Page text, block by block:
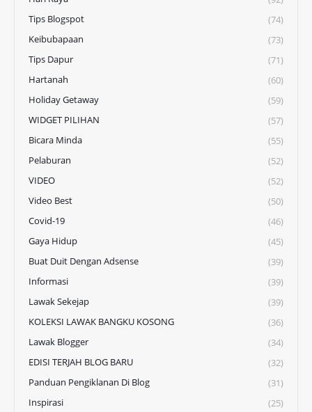
Tips Blogspot
(74)
Keibubapaan
(73)
Tips Dapur
(71)
Hartanah
(60)
Holiday Getaway
(59)
WIDGET PILIHAN
(57)
Bicara Minda
(55)
Pelaburan
(52)
VIDEO
(52)
Video Best
(50)
Covid-19
(46)
Gaya Hidup
(45)
Buat Duit Dengan Adsense
(39)
Informasi
(39)
Lawak Sekejap
(39)
KOLEKSI LAWAK BANGKU KOSONG
(36)
Lawak Blogger
(34)
EDISI TERJAH BLOG BARU
(32)
Panduan Pengiklanan Di Blog
(31)
Inspirasi
(25)